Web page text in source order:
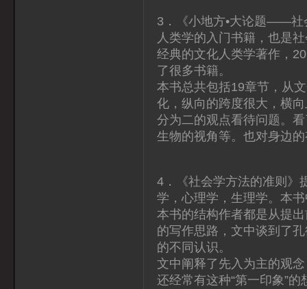
3．《小地方•大论题——社
人类学的入门书籍，也是
经典的文化人类学著作，
了很多书籍。
本书总共包括19章节，从
化，纵向的跨度很大，横
分为二的观点看待问题。
生物的视角等。也对身边
4．《社会学方法的准则
学，心理学，生理学。本
本书的结构作者都是从提
的写作思路，文中谈到了
的不同认识。
文中阐释了先入为主的观
还经常有这种“第一印象”